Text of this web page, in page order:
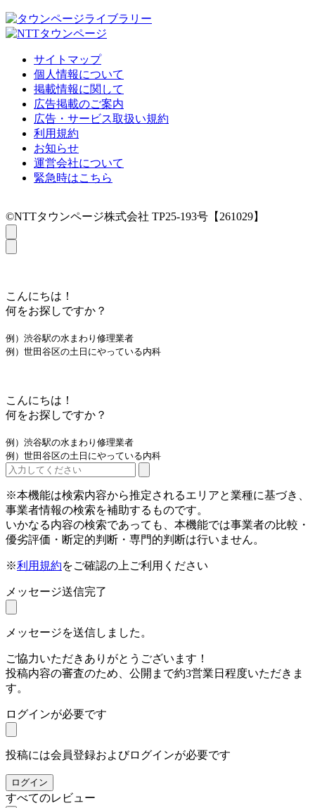
サイトマップ
個人情報について
掲載情報に関して
広告掲載のご案内
広告・サービス取扱い規約
利用規約
お知らせ
運営会社について
緊急時はこちら
©NTTタウンページ株式会社 TP25-193号【261029】
こんにちは！
何をお探しですか？
例）渋谷駅の水まわり修理業者
例）世田谷区の土日にやっている内科
こんにちは！
何をお探しですか？
例）渋谷駅の水まわり修理業者
例）世田谷区の土日にやっている内科
※本機能は検索内容から推定されるエリアと業種に基づき、
事業者情報の検索を補助するものです。
いかなる内容の検索であっても、本機能では事業者の比較・
優劣評価・断定的判断・専門的判断は行いません。
※利用規約をご確認の上ご利用ください
メッセージ送信完了
メッセージを送信しました。
ご協力いただきありがとうございます！
投稿内容の審査のため、公開まで約3営業日程度いただきま
す。
ログインが必要です
投稿には会員登録およびログインが必要です
ログイン
すべてのレビュー